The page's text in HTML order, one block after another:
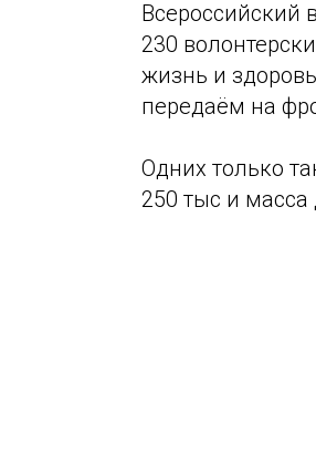
Всероссийский
230
жизнь и
передаём на
Одних только
250 тыс и масса